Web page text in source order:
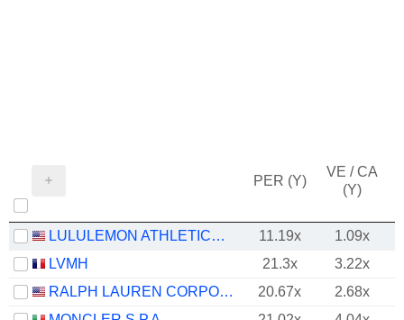
PER (Y)
VE / CA
(Y)
LULULEMON ATHLETICA INC. 11.19x
1.09x
LVMH
21.3x 3.22x
RALPH LAUREN CORPORATION
20.67x 2.68x